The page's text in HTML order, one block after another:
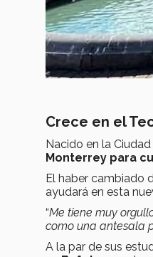
Crece en el
Nacido en la
Monterrey para
El haber cambiado
ayudará en esta
“Me tiene muy
como una antesala
A la par de sus